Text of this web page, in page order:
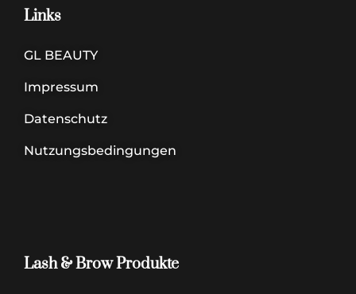
Links
GL BEAUTY
Impressum
Datenschutz
Nutzungsbedingungen
Lash & Brow Produkte